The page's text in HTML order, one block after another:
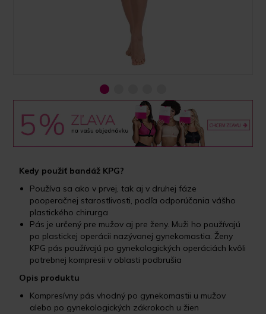
Kedy použiť bandáž KPG?
Používa sa ako v prvej, tak aj v druhej fáze
pooperačnej starostlivosti, podľa odporúčania vášho
plastického chirurga
Pás je určený pre mužov aj pre ženy. Muži ho používajú
po plastickej operácii nazývanej gynekomastia. Ženy
KPG pás používajú po gynekologických operáciách kvôli
potrebnej kompresii v oblasti podbrušia
Opis produktu
Kompresívny pás vhodný po gynekomastii u mužov
alebo po gynekologických zákrokoch u žien